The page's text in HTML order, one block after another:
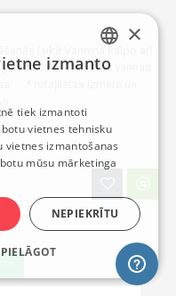
laikā.Vanniņa kalpo arī
uzturēt kārtību vannas
* rotaļlietas izmērs un
LATVIAN
ENGLISH
×
izmanto
tiek izmantoti
vietnes tehnisku
vietnes izmantošanas
mūsu mārketinga
NEPIEKRĪTU
PIELĀGOT